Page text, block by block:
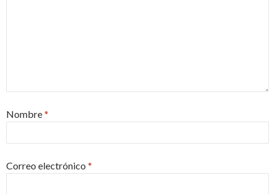
Nombre*
Correo electrónico *